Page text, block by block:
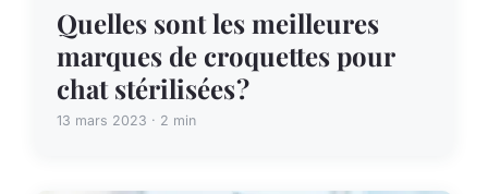
Quelles sont les meilleures
marques de croquettes pour
chat stérilisées ?
13 mars 2023 · 2 min